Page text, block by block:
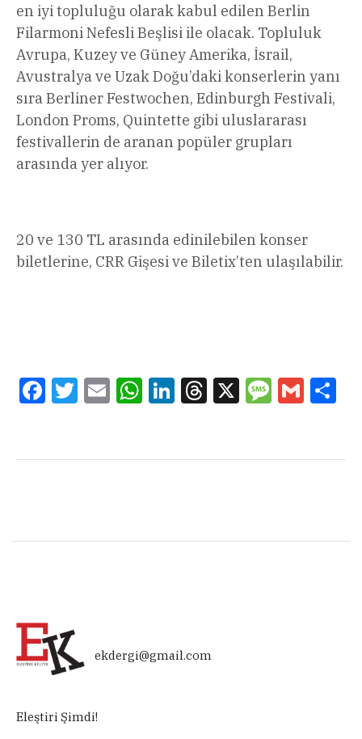
en iyi topluluğu olarak kabul edilen Berlin
Filarmoni Nefesli Beşlisi ile olacak. Topluluk
Avrupa, Kuzey ve Güney Amerika, İsrail,
Avustralya ve Uzak Doğu’daki konserlerin yanı
sıra Berliner Festwochen, Edinburgh Festivali,
London Proms, Quintette gibi uluslararası
festivallerin de aranan popüler grupları
arasında yer alıyor.
20 ve 130 TL arasında edinilebilen konser
biletlerine, CRR Gişesi ve Biletix’ten ulaşılabilir.
FacebookTwitterEmail WhatsAppLinkedInThreads
X Message
Gmail
ekdergi@gmail.com
Eleştiri Şimdi!